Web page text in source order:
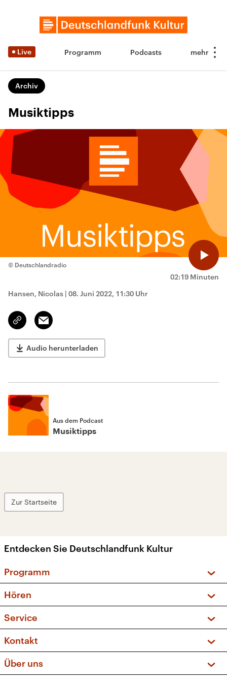
Live Programm Podcasts
Archiv
Musiktipps
02:19 Minuten
© Deutschlandradio
Hansen, Nicolas | 08. Juni 2022, 11:30 Uhr
Link
kopieren/teilen
Email
Audio herunterladen
Aus dem Podcast
Musiktipps
Zur Startseite
Entdecken Sie Deutschlandfunk Kultur
Programm
Sendungen und Podcasts
Musikliste
Kakadu – Das Kinderprogramm
Hören
Frequenzen (UKW + DAB+)
Service
FAQ
Apps
Newsletter
Kontakt
Social Media
Über uns